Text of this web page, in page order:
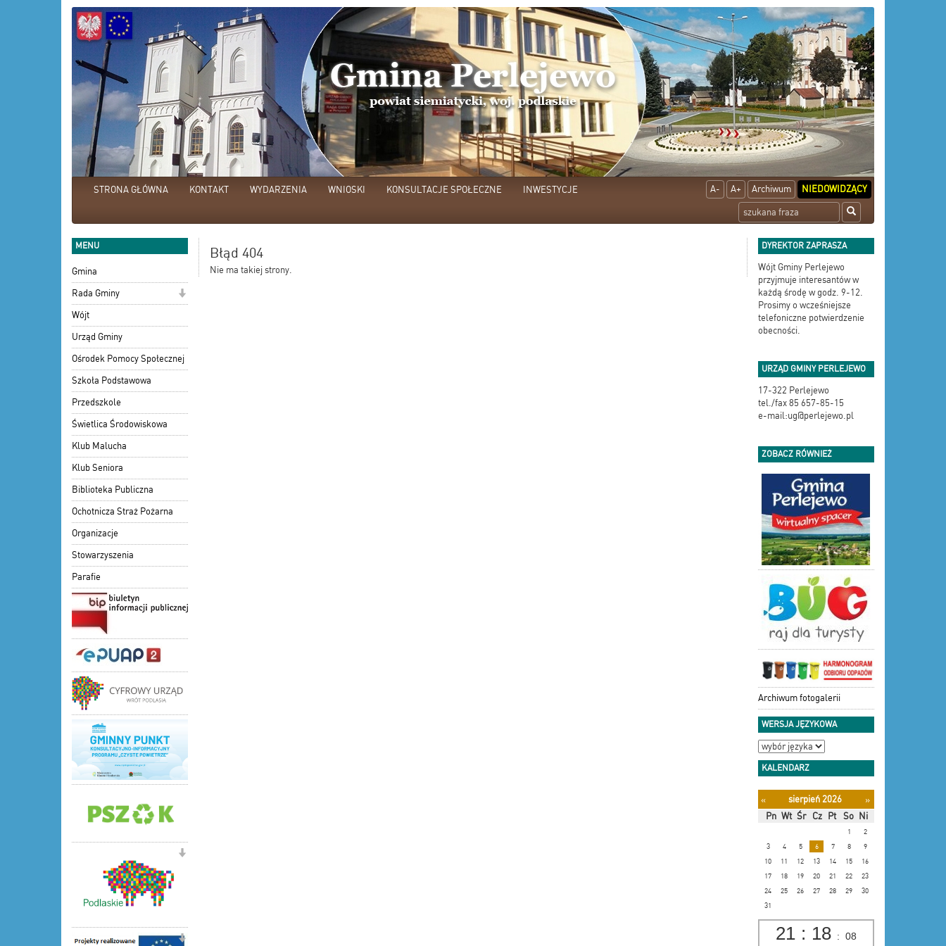
STRONA GŁÓWNA KONTAKT WYDARZENIA WNIOSKI KONSULTACJE SPOŁECZNE INWESTYCJE A- A+ Archiwum NIEDOWIDZĄCY
MENU
Gmina
Rada Gminy
Wójt
Urząd Gminy
Ośrodek Pomocy Społecznej
Szkoła Podstawowa
Przedszkole
Świetlica Środowiskowa
Klub Malucha
Klub Seniora
Biblioteka Publiczna
Ochotnicza Straż Pożarna
Organizacje
Stowarzyszenia
Parafie
Błąd 404
Nie ma takiej strony.
DYREKTOR ZAPRASZA
Wójt Gminy Perlejewo
przyjmuje interesantów w
każdą środę w godz. 9-12.
Prosimy o wcześniejsze
telefoniczne potwierdzenie
obecności.
URZĄD GMINY PERLEJEWO
17-322 Perlejewo
tel./fax 85 657-85-15
e-mail:ug@perlejewo.pl
ZOBACZ RÓWNIEŻ
Archiwum fotogalerii
WERSJA JĘZYKOWA
KALENDARZ
« sierpień 2026
»
Pn Wt Śr Cz Pt So Ni
1
2
3
4 5 6 7 8
9
10
11 12 13 14 15
16
17
18 19 20 21 22
23
24
25 26 27 28 29
30
31
21 : 18 : 09